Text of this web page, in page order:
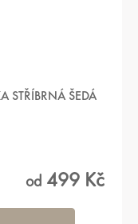
STŘÍBRNÁ ŠEDÁ
od 499 Kč